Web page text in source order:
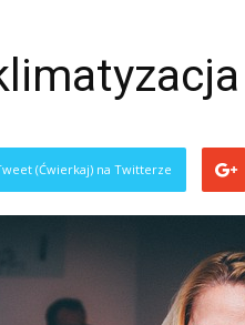
(Ćwierkaj) na Twitterze